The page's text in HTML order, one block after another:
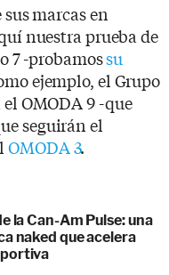
marcas en
nuestra prueba de
7 -probamossu
ejemplo, el Grupo
OMODA 9 -que
seguirán el
OMODA 3.
la Can-Am Pulse: una
naked que acelera